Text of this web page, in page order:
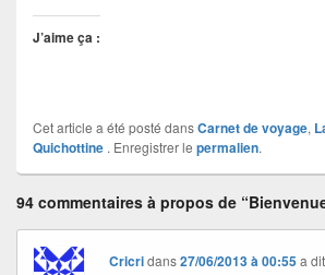
J’aime ça :
Cet article a été posté dansCarnet de voyage,
Quichottine . Enregistrer le permalien.
94 commentaires à propos de
Cricridans27/06/2013 à 00:55 a